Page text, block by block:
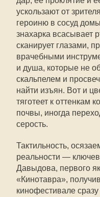
ускользают от
героиню в сосуд
знахарка всасывает
сканирует глазами,
врачебными
и душа, которые не
скальпелем и
найти изъян. Вот и
тяготеет к оттенкам
почвы, иногда
серость.
Тактильность,
реальности —
Давыдова, первого
«Кинотавра»,
кинофестивале